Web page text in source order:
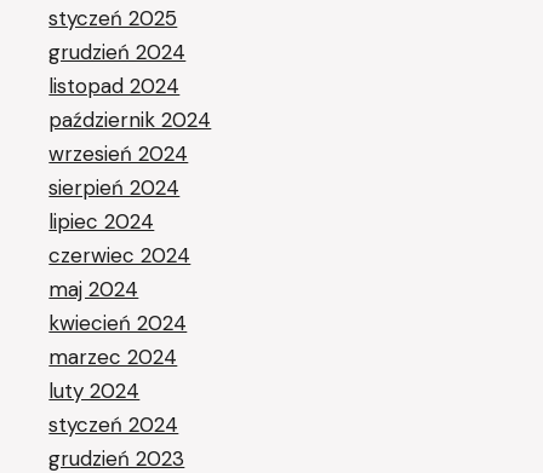
styczeń 2025
grudzień 2024
listopad 2024
październik 2024
wrzesień 2024
sierpień 2024
lipiec 2024
czerwiec 2024
maj 2024
kwiecień 2024
marzec 2024
luty 2024
styczeń 2024
grudzień 2023